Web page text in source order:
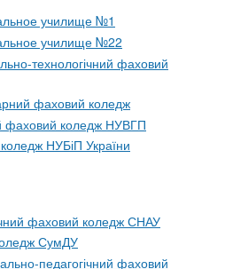
училище №1
училище №22
технологічний фаховий
фаховий коледж
фаховий коледж НУВГП
НУБіП України
фаховий коледж СНАУ
СумДУ
педагогічний фаховий